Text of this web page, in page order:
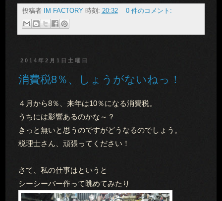
投稿者 IM FACTORY 時刻: 20:32 0 件のコメント:
2014年2月1日土曜日
消費税8％、しょうがないねっ！
４月から8％、来年は10％になる消費税。
うちには影響あるのかな～？
きっと無いと思うのですがどうなるのでしょう。
税理士さん、頑張ってください！
さて、私の仕事はというと
シーシーバー作って眺めてみたり